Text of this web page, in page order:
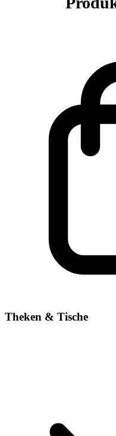
Theken & Tische